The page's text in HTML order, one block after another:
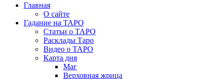
Главная
О сайте
Гадание на ТАРО
Статьи о ТАРО
Расклады Таро
Видео о ТАРО
Карта дня
Маг
Верховная жрица